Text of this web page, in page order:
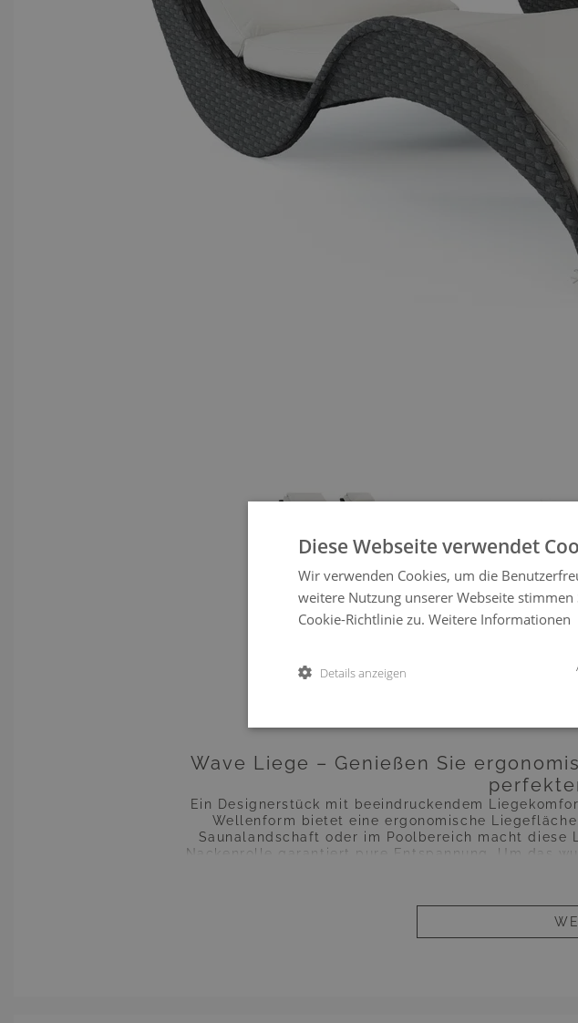
Wave Sun
Wave Liege – Genießen Sie
Ein Designerstück mit beeindruckendem
Wellenform bietet eine ergonomische
Saunalandschaft oder im Poolbereich macht
Nackenrolle garantiert pure Entspannung. Um das
passen perfekt zusammen. Abdeckplanen und
Gestaltung. Wir bieten außerdem passende
erledigt. Bereits fertig montiert ist die Liege
Diese Webseite verwendet
Wir verwenden Cookies, um die
weitere Nutzung unserer Webseite
Cookie-Richtlinie zu. Weitere Informationen
Details anzeigen